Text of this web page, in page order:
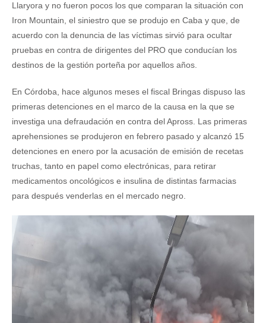
Llaryora y no fueron pocos los que comparan la situación con
Iron Mountain, el siniestro que se produjo en Caba y que, de
acuerdo con la denuncia de las víctimas sirvió para ocultar
pruebas en contra de dirigentes del PRO que conducían los
destinos de la gestión porteña por aquellos años.
En Córdoba, hace algunos meses el fiscal Bringas dispuso las
primeras detenciones en el marco de la causa en la que se
investiga una defraudación en contra del Apross. Las primeras
aprehensiones se produjeron en febrero pasado y alcanzó 15
detenciones en enero por la acusación de emisión de recetas
truchas, tanto en papel como electrónicas, para retirar
medicamentos oncológicos e insulina de distintas farmacias
para después venderlas en el mercado negro.